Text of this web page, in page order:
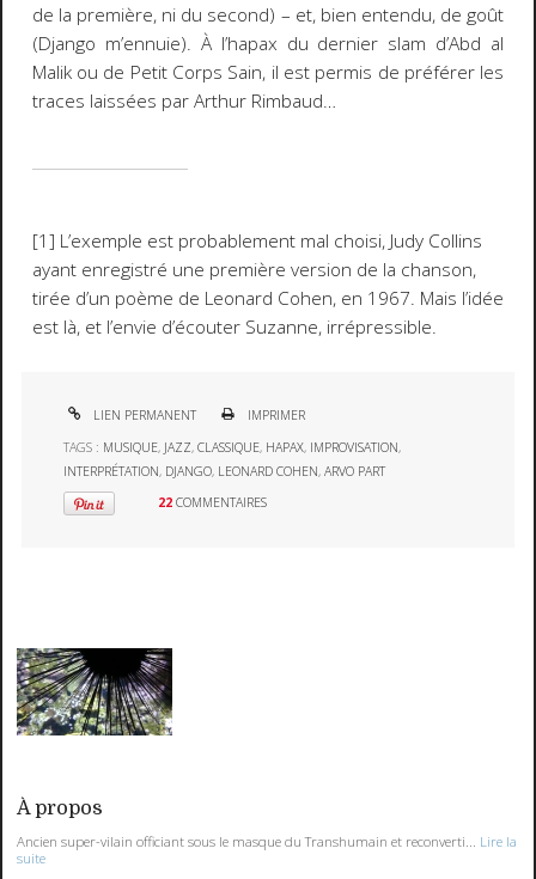
de la première, ni du second) – et, bien entendu, de goût
(Django m’ennuie). À l’hapax du dernier slam d’Abd al
Malik ou de Petit Corps Sain, il est permis de préférer les
traces laissées par Arthur Rimbaud…
[1] L’exemple est probablement mal choisi, Judy Collins
ayant enregistré une première version de la chanson,
tirée d’un poème de Leonard Cohen, en 1967. Mais l’idée
est là, et l’envie d’écouter Suzanne, irrépressible.
LIEN PERMANENT
IMPRIMER
TAGS : MUSIQUE, JAZZ,CLASSIQUE, HAPAX, IMPROVISATION,
INTERPRÉTATION, DJANGO, LEONARD COHEN,ARVO PART
22 COMMENTAIRES
À propos
Ancien super-vilain officiant sous le masque du Transhumain et reconverti...
Lire la
suite